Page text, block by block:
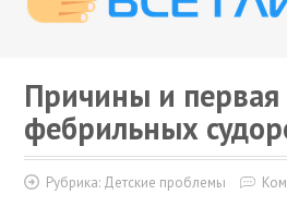
Причины и
фебрильных
Рубрика: Детские проблемы